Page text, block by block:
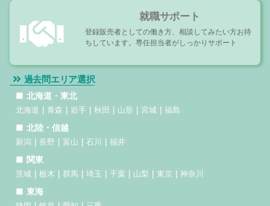
就職サポート
登録販売者としての働き方、相談してみたい方お待
ちしています。専任担当者がしっかりサポート
過去問エリア選択
北海道・東北
北海道 青森 岩手 秋田 山形 宮城 福島
北陸・信越
新潟 長野 富山 石川 福井
関東
茨城 栃木 群馬 埼玉 千葉 山梨 東京 神奈川
東海